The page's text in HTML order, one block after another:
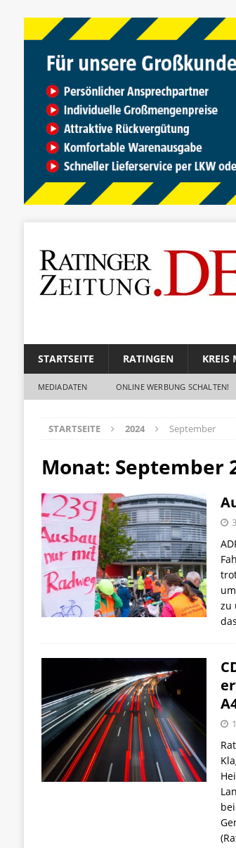
STARTSEITE RATINGEN KREIS
MEDIADATEN ONLINE WERBUNG SCHALTEN!
STARTSEITE 2024 September
Monat: September
zu